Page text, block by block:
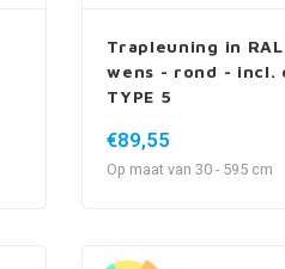
Trapleuning in
wens - rond - incl.
TYPE 5
€89,55
Op maat van 30 - 595 cm